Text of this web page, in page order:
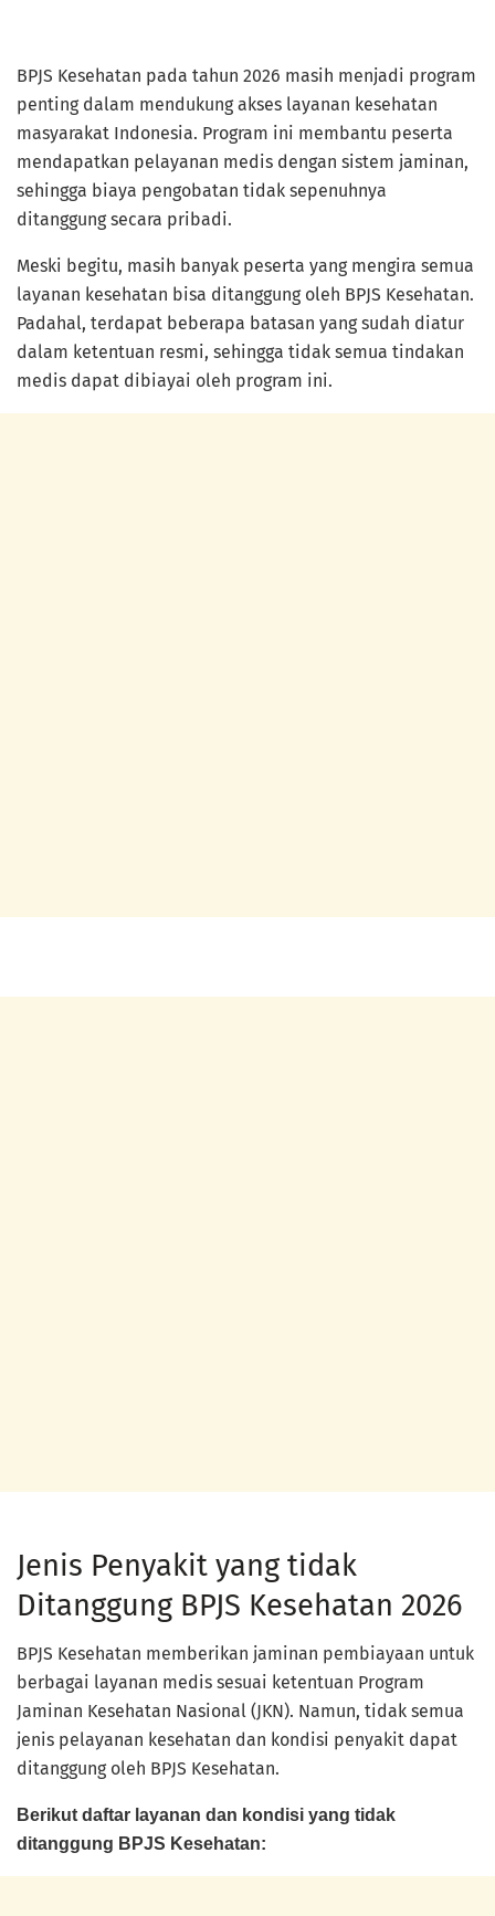
BPJS Kesehatan pada tahun 2026 masih menjadi program
penting dalam mendukung akses layanan kesehatan
masyarakat Indonesia. Program ini membantu peserta
mendapatkan pelayanan medis dengan sistem jaminan,
sehingga biaya pengobatan tidak sepenuhnya
ditanggung secara pribadi.
Meski begitu, masih banyak peserta yang mengira semua
layanan kesehatan bisa ditanggung oleh BPJS Kesehatan.
Padahal, terdapat beberapa batasan yang sudah diatur
dalam ketentuan resmi, sehingga tidak semua tindakan
medis dapat dibiayai oleh program ini.
Jenis Penyakit yang tidak
Ditanggung BPJS Kesehatan 2026
BPJS Kesehatan memberikan jaminan pembiayaan untuk
berbagai layanan medis sesuai ketentuan Program
Jaminan Kesehatan Nasional (JKN). Namun, tidak semua
jenis pelayanan kesehatan dan kondisi penyakit dapat
ditanggung oleh BPJS Kesehatan.
Berikut daftar layanan dan kondisi yang tidak
ditanggung BPJS Kesehatan: